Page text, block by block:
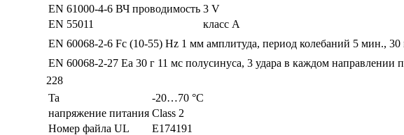
EN 61000-4-6 ВЧ проводимость 3 V
EN 55011
класс A
EN 60068-2-6 Fc (10-55) Hz 1 мм амплитуда, период колебаний 5 мин.,
EN 60068-2-27 Ea 30 г 11 мс полусинуса, 3 удара в каждом направлении
228
Ta
-20…70 °C
напряжение питания Class 2
Номер файла UL
E174191